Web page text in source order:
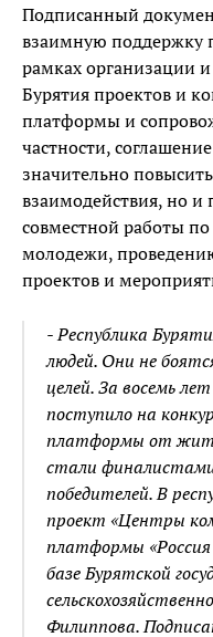
Подписанный
взаимную поддержку
рамках организации
Бурятия проектов и
платформы и
частности,
значительно
взаимодействия, но
совместной работы
молодежи,
проектов и
- Республика
людей. Они не
целей. За восемь
поступило на
платформы от
стали
победителей. В
проект «Центры
платформы
базе Бурятской
Филиппова.